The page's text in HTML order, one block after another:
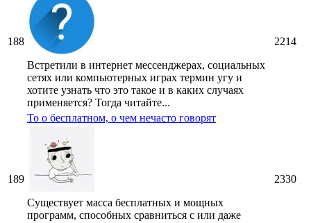
188
Встретили в интернет мессенджерах, социальных
сетях или компьютерных играх термин угу и
хотите узнать что это такое и в каких случаях
применяется? Тогда читайте...
2214
189
То о бесплатном, о чем нечасто говорят
Существует масса бесплатных и мощных
программ, способных сравниться с или даже
2330